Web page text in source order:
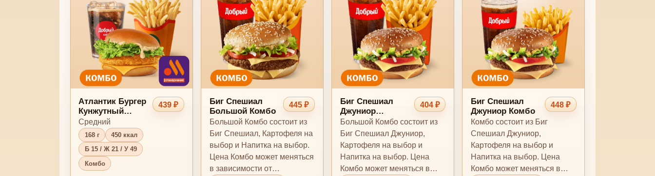
Атлантик Бургер
Кунжутный
Комбо
439 ₽
Средний
168 г
450 ккал
Б 15 / Ж 21 / У 49
Комбо
Биг Спешиал
Большой Комбо
445 ₽
Большой Комбо состоит из
Биг Спешиал, Картофеля на
выбор и Напитка на выбор.
Цена Комбо может меняться
в зависимости от
Биг Спешиал
Джуниор
Большой Комбо
404 ₽
Большой Комбо состоит из
Биг Спешиал Джуниор,
Картофеля на выбор и
Напитка на выбор. Цена
Комбо может меняться в
Биг Спешиал
Джуниор Комбо
448 ₽
Комбо состоит из Биг
Спешиал Джуниор,
Картофеля на выбор и
Напитка на выбор. Цена
Комбо может меняться в